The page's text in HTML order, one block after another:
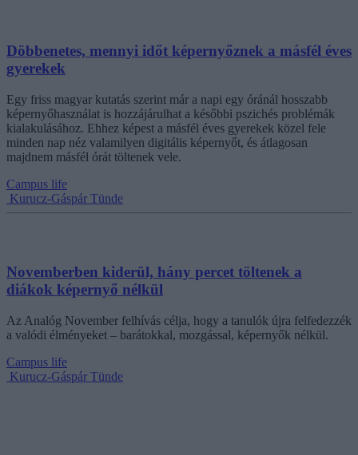
Döbbenetes, mennyi időt képernyőznek a másfél éves
gyerekek
Egy friss magyar kutatás szerint már a napi egy óránál hosszabb
képernyőhasználat is hozzájárulhat a későbbi pszichés problémák
kialakulásához. Ehhez képest a másfél éves gyerekek közel fele
minden nap néz valamilyen digitális képernyőt, és átlagosan
majdnem másfél órát töltenek vele.
Campus life
Kurucz-Gáspár Tünde
Novemberben kiderül, hány percet töltenek a
diákok képernyő nélkül
Az Analóg November felhívás célja, hogy a tanulók újra felfedezzék
a valódi élményeket – barátokkal, mozgással, képernyők nélkül.
Campus life
Kurucz-Gáspár Tünde